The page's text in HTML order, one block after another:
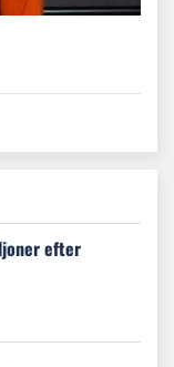
efter